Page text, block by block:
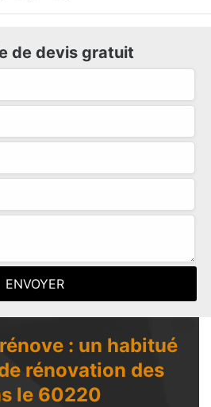
de devis gratuit
: un habitué
rénovation des
le 60220